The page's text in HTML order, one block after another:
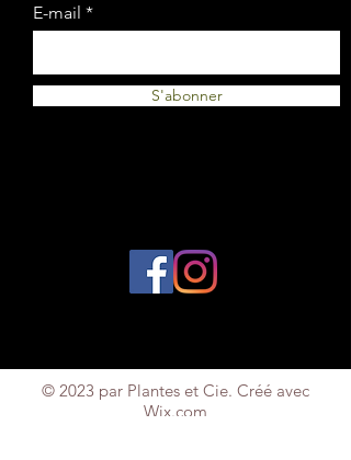
E-mail
S'abonner
© 2023 par Plantes et Cie. Créé avec
Wix.com